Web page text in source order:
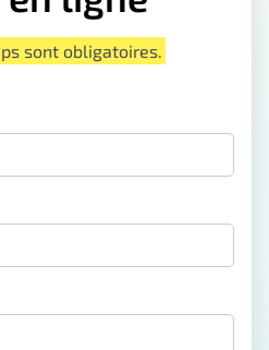
sont obligatoires.